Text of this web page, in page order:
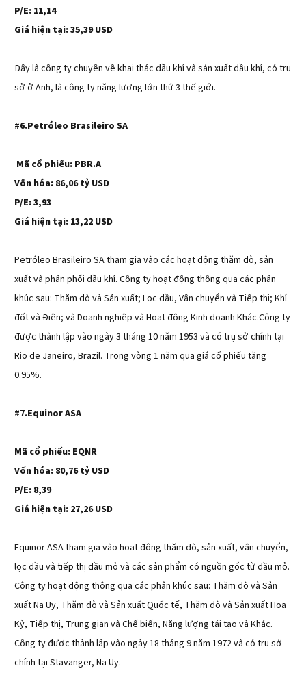
P/E: 11,14
Giá hiện tại: 35,39 USD
Đây là công ty chuyên về khai thác dầu khí và sản xuất dầu khí, có trụ
sở ở Anh, là công ty năng lượng lớn thứ 3 thế giới.
#6.Petróleo Brasileiro SA
Mã cổ phiếu: PBR.A
Vốn hóa: 86,06 tỷ USD
P/E: 3,93
Giá hiện tại: 13,22 USD
Petróleo Brasileiro SA tham gia vào các hoạt động thăm dò, sản
xuất và phân phối dầu khí. Công ty hoạt động thông qua các phân
khúc sau: Thăm dò và Sản xuất; Lọc dầu, Vận chuyển và Tiếp thị; Khí
đốt và Điện; và Doanh nghiệp và Hoạt động Kinh doanh Khác.Công ty
được thành lập vào ngày 3 tháng 10 năm 1953 và có trụ sở chính tại
Rio de Janeiro, Brazil. Trong vòng 1 năm qua giá cổ phiếu tăng
0.95%.
#7.Equinor ASA
Mã cổ phiếu: EQNR
Vốn hóa: 80,76 tỷ USD
P/E: 8,39
Giá hiện tại: 27,26 USD
Equinor ASA tham gia vào hoạt động thăm dò, sản xuất, vận chuyển,
lọc dầu và tiếp thị dầu mỏ và các sản phẩm có nguồn gốc từ dầu mỏ.
Công ty hoạt động thông qua các phân khúc sau: Thăm dò và Sản
xuất Na Uy, Thăm dò và Sản xuất Quốc tế, Thăm dò và Sản xuất Hoa
Kỳ, Tiếp thị, Trung gian và Chế biến, Năng lượng tái tạo và Khác.
Công ty được thành lập vào ngày 18 tháng 9 năm 1972 và có trụ sở
chính tại Stavanger, Na Uy.